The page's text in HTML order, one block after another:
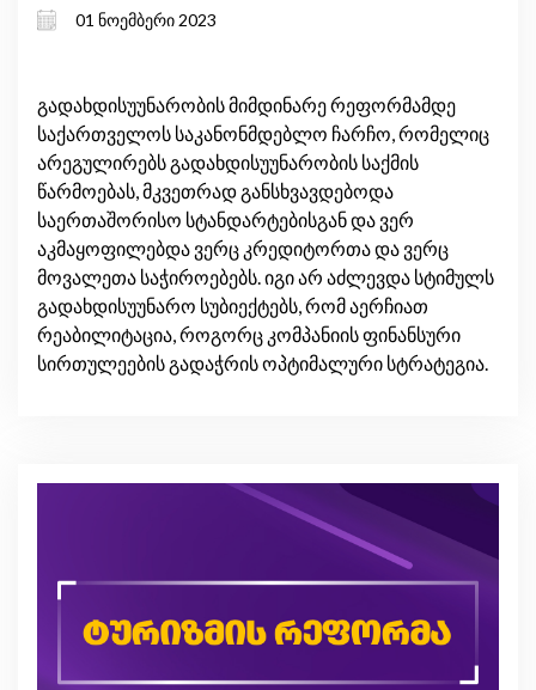
01 ნოემბერი 2023
გადახდისუუნარობის მიმდინარე რეფორმამდე
საქართველოს საკანონმდებლო ჩარჩო, რომელიც
არეგულირებს გადახდისუუნარობის საქმის
წარმოებას, მკვეთრად განსხვავდებოდა
საერთაშორისო სტანდარტებისგან და ვერ
აკმაყოფილებდა ვერც კრედიტორთა და ვერც
მოვალეთა საჭიროებებს. იგი არ აძლევდა სტიმულს
გადახდისუუნარო სუბიექტებს, რომ აერჩიათ
რეაბილიტაცია, როგორც კომპანიის ფინანსური
სირთულეების გადაჭრის ოპტიმალური სტრატეგია.